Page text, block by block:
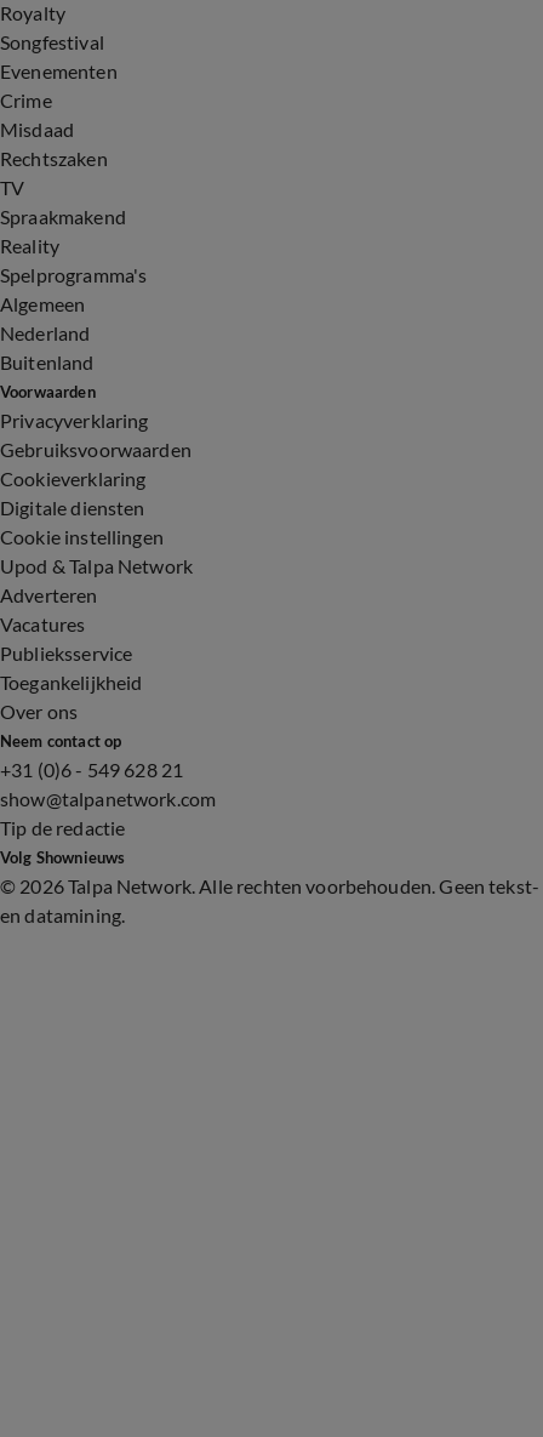
Royalty
Songfestival
Evenementen
Crime
Misdaad
Rechtszaken
TV
Spraakmakend
Reality
Spelprogramma's
Algemeen
Nederland
Buitenland
Voorwaarden
Privacyverklaring
Gebruiksvoorwaarden
Cookieverklaring
Digitale diensten
Cookie instellingen
Upod & Talpa Network
Adverteren
Vacatures
Publieksservice
Toegankelijkheid
Over ons
Neem contact op
+31 (0)6 - 549 628 21
show@talpanetwork.com
Tip de redactie
Volg Shownieuws
© 2026 Talpa Network. Alle rechten voorbehouden. Geen tekst-
en datamining.